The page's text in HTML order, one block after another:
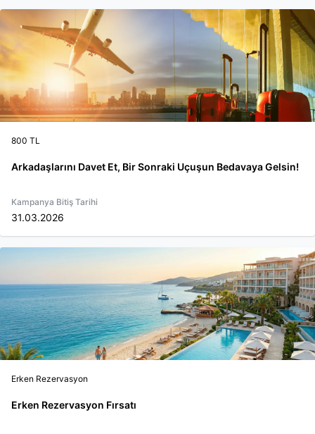
800 TL
Arkadaşlarını Davet Et, Bir Sonraki Uçuşun Bedavaya Gelsin!
Kampanya Bitiş Tarihi
31.03.2026
Erken Rezervasyon
Erken Rezervasyon Fırsatı